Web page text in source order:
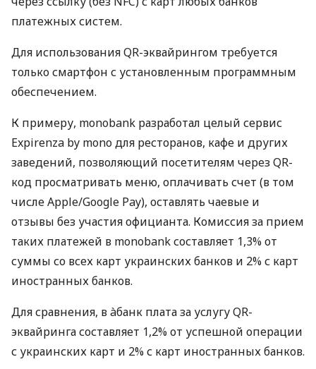
платежных систем.
Для использования QR-эквайрингом требуется
только смартфон с установленным программным
обеспечением.
К примеру, monobank разработал целый сервис
Expirenza by mono для ресторанов, кафе и других
заведений, позволяющий посетителям через QR-
код просматривать меню, оплачивать счет (в том
числе Apple/Google Pay), оставлять чаевые и
отзывы без участия официанта. Комиссия за прием
таких платежей в monobank составляет 1,3% от
суммы со всех карт украинских банков и 2% с карт
иностранных банков.
Для сравнения, в àбанк плата за услугу QR-
эквайринга составляет 1,2% от успешной операции
с украинских карт и 2% с карт иностранных банков.